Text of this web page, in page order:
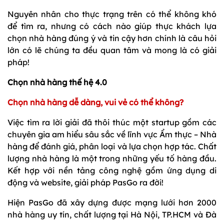
Nguyên nhân cho thực trạng trên có thể không khó
để tìm ra, nhưng có cách nào giúp thực khách lựa
chọn nhà hàng đúng ý và tin cậy hơn chính là câu hỏi
lớn có lẽ chúng ta đều quan tâm và mong là có giải
pháp!
Chọn nhà hàng thế hệ 4.0
Chọn nhà hàng dễ dàng, vui vẻ có thể không?
Việc tìm ra lời giải đã thôi thúc một startup gồm các
chuyên gia am hiểu sâu sắc về lĩnh vực Ẩm thực – Nhà
hàng để đánh giá, phân loại và lựa chọn hợp tác. Chất
lượng nhà hàng là một trong những yếu tố hàng đầu.
Kết hợp với nền tảng công nghệ gồm ứng dụng di
động và website, giải pháp PasGo ra đời!
Hiện PasGo đã xây dựng được mạng lưới hơn 2000
nhà hàng uy tín, chất lượng tại Hà Nội, TP.HCM và Đà